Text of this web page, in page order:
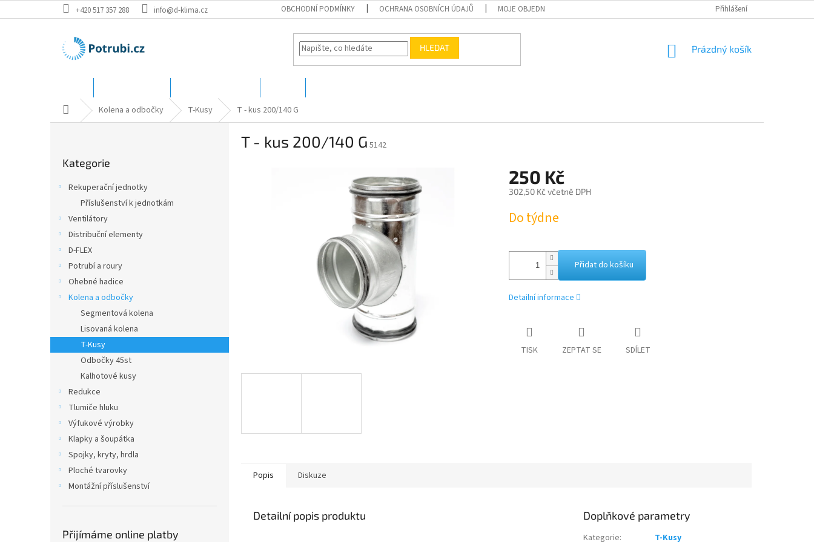
na
+420 517 357 288 info@d-klima.cz OBCHODNÍ PODMÍNKY OCHRANA OSOBNÍCH ÚDAJŮ MOJE OBJEDNÁVKA Přihlášení
HLEDAT
NÁKUPNÍ
Prázdný košík
Domů Kolena a odbočky T-Kusy T - kus 200/140 G
kategorie
Kategorie
Rekuperační jednotky
Příslušenství k jednotkám
Ventilátory
Distribuční elementy
D-FLEX
Potrubí a roury
Ohebné hadice
Kolena a odbočky
Segmentová kolena
Lisovaná kolena
T-Kusy
Odbočky 45st
Kalhotové kusy
Redukce
Tlumiče hluku
Výfukové výrobky
Klapky a šoupátka
Spojky, kryty, hrdla
Ploché tvarovky
Montážní příslušenství
Přijímáme online platby
T - kus 200/140 G 5142
250 Kč
302,50 Kč včetně DPH
cena:
Do týdne
Přidat do košíku
Detailní informace
TISK ZEPTAT SE SDÍLET
Popis Diskuze
Detailní popis produktu Doplňkové parametry
Kategorie:
T-Kusy